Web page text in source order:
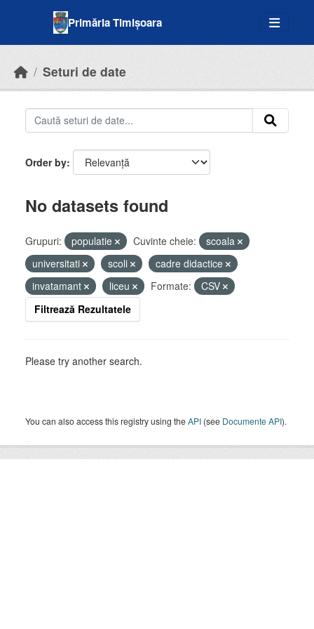
Primăria Timișoara
Seturi de date
Order by
No datasets found
Grupuri: populatie Cuvinte cheie:
scoala
universitati
scoli
cadre didactice
invatamant
liceu Formate:
CSV
Filtrează Rezultatele
Please try another search.
You can also access this registry using theAPI (see Documente API).